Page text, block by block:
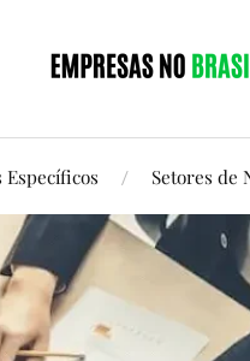
Específicos Setores de